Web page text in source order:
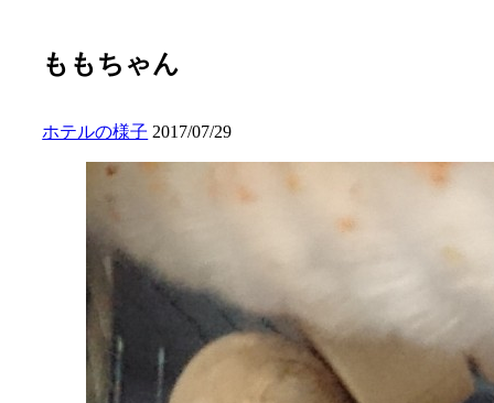
ももちゃん
ホテルの様子 2017/07/29